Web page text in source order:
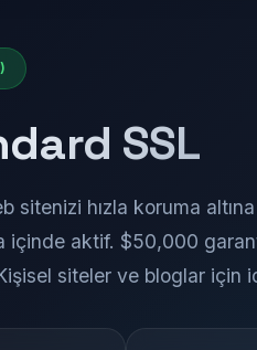
SSL
sitenizi hızla koruma altına
içinde aktif. $50,000
siteler ve bloglar için